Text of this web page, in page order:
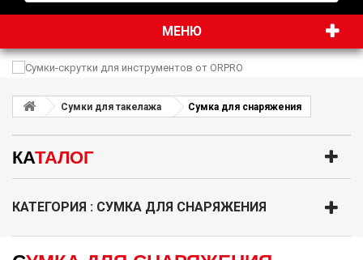
МЕНЮ
Сумки для такелажа Сумка для снаряжения
КАТАЛОГ
КАТЕГОРИЯ : СУМКА ДЛЯ СНАРЯЖЕНИЯ